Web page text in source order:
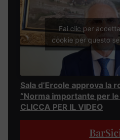
Fai clic per
cookie per questo
Sala d’Ercole approva la
“Norma importante per
CLICCA PER IL VIDEO